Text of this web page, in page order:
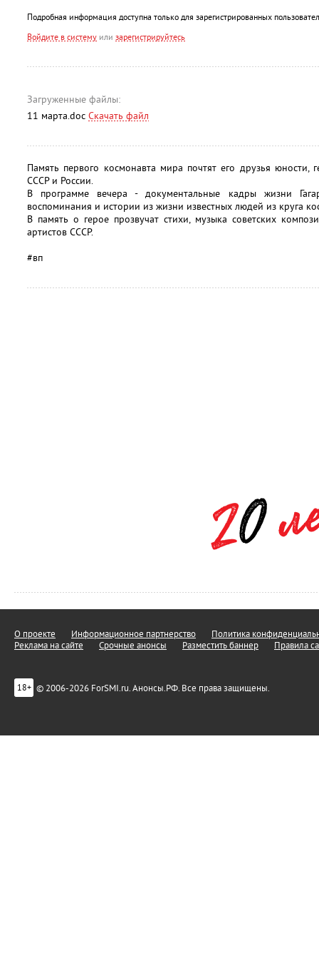
Подробная информация доступна только для зарегистрированных
Войдите в систему или зарегистрируйтесь
Загруженные файлы:
11 марта.doc Скачать файл
Память первого космонавта мира почтят его друзья юности,
СССР и России.
В программе вечера - документальные кадры жизни
воспоминания и истории из жизни известных людей из круга
В память о герое прозвучат стихи, музыка советских
артистов СССР.
#вп
О проекте Информационное партнерство
Политика
Реклама на сайте
Срочные анонсы Разместить баннер Правила
18+ © 2006-2026 ForSMI.ru. Анонсы.РФ. Все права защищены.